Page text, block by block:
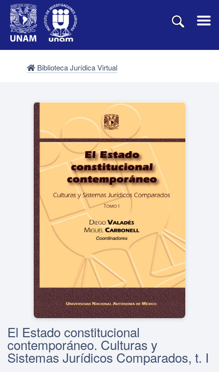
Biblioteca Jurídica Virtual
El Estado constitucional
contemporáneo. Culturas y
Sistemas Jurídicos Comparados, t. I